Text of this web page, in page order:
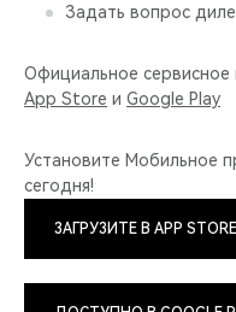
Задать вопрос
Официальное сервисное
App Store и Google Play
Установите Мобильное
сегодня!
ЗАГРУЗИТЕ В APP STORE